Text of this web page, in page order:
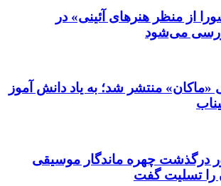
از منظر هنرهای آئینی» در
می‌شود
«ماکان» منتشر شد؛ به یاد دانش آموز
درگذشت چهره ماندگار موسیقی
را تسلیت گفت